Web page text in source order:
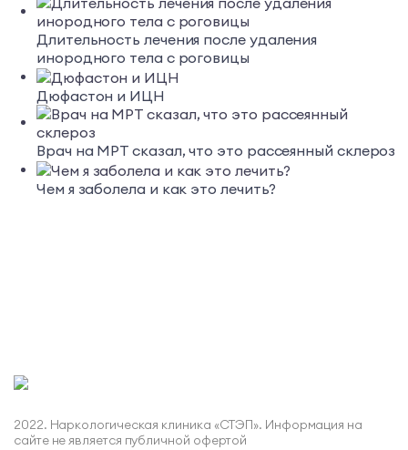
Длительность лечения после удаления
инородного тела с роговицы
Дюфастон и ИЦН
Врач на МРТ сказал, что это рассеянный склероз
Чем я заболела и как это лечить?
2022. Наркологическая клиника «СТЭП». Информация на
сайте не является публичной офертой